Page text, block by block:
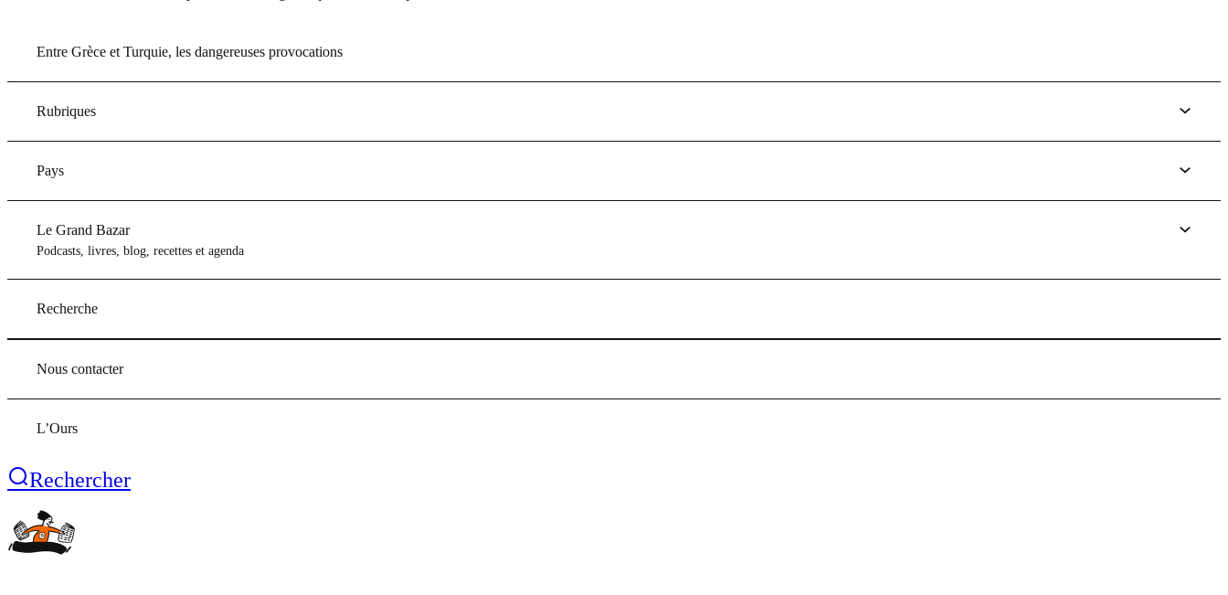
Entre Grèce et Turquie, les dangereuses provocations
Rubriques
Pays
Le Grand Bazar
Podcasts, livres, blog, recettes et agenda
Recherche
Nous contacter
L’Ours
Rechercher